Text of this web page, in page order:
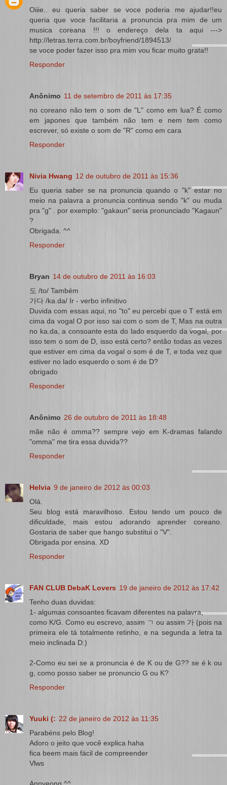
Oiiie.. eu queria saber se voce poderia me ajudar!!eu
queria que voce facilitaria a pronuncia pra mim de um
musica coreana !!! o endereço dela ta aqui --->
http://letras.terra.com.br/boyfriend/1894513/
se voce poder fazer isso pra mim vou ficar muito grata!!
Responder
Anônimo 11 de setembro de 2011 às 17:35
no coreano não tem o som de "L" como em lua? É como
em japones que também não tem e nem tem como
escrever, só existe o som de "R" como em cara
Responder
Nivia Hwang 12 de outubro de 2011 às 15:36
Eu queria saber se na pronuncia quando o "k" estar no
meio na palavra a pronuncia continua sendo "k" ou muda
pra "g" . por exemplo: "gakaun" seria pronunciado "Kagaun"
?
Obrigada. ^^
Responder
Bryan 14 de outubro de 2011 às 16:03
도 /to/ Também
가다 /ka.da/ Ir - verbo infinitivo
Duvida com essas aqui, no "to" eu percebi que o T está em
cima da vogal O por isso sai com o som de T, Mas na outra
no ka.da, a consoante esta do lado esquerdo da vogal, por
isso tem o som de D, isso está certo? então todas as vezes
que estiver em cima da vogal o som é de T, e toda vez que
estiver no lado esquerdo o som é de D?
obrigado
Responder
Anônimo 26 de outubro de 2011 às 18:48
mãe não é omma?? sempre vejo em K-dramas falando
"omma" me tira essa duvida??
Responder
Helvia 9 de janeiro de 2012 às 00:03
Olá.
Seu blog está maravilhoso. Estou tendo um pouco de
dificuldade, mais estou adorando aprender coreano.
Gostaria de saber que hango substitui o "V".
Obrigada por ensina. XD
Responder
FAN CLUB DebaK Lovers 19 de janeiro de 2012 às 17:42
Tenho duas duvidas:
1- algumas consoantes ficavam diferentes na palavra,
como K/G. Como eu escrevo, assim ㄱ ou assim 가 (pois na
primeira ele tá totalmente retinho, e na segunda a letra ta
meio inclinada D:)
2-Como eu sei se a pronuncia é de K ou de G?? se é k ou
g, como posso saber se pronuncio G ou K?
Responder
Yuuki (: 22 de janeiro de 2012 às 11:35
Parabéns pelo Blog!
Adoro o jeito que você explica haha
fica beem mais fácil de compreender
Vlws
Annyeong ^^